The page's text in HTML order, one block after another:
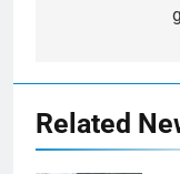
Related